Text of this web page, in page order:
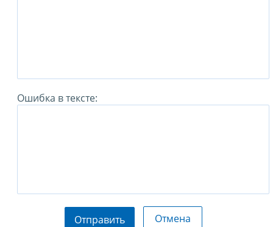
Ошибка в тексте:
Отправить Отмена